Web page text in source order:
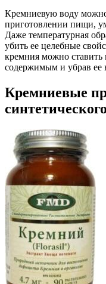
Кремниевую воду
приготовлении пищи,
Даже температурная
убить ее целебные
кремния можно ставить
содержимым и убрав ее
Кремниевые